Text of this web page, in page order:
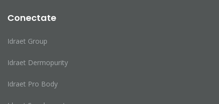
Conectate
Idraet Group
Idraet Dermopurity
Idraet Pro Body